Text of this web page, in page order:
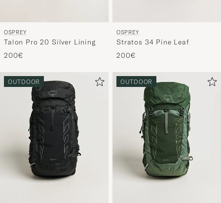
OSPREY
Talon Pro 20 Silver Lining
200€
OSPREY
Stratos 34 Pine Leaf
200€
OUTDOOR OUTDOOR